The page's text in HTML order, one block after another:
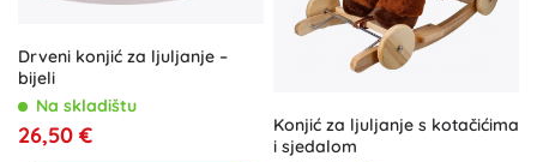
Drveni konjić za ljuljanje –
bijeli
Na skladištu
26,50 €
Konjić za ljuljanje s kotačićima
i sjedalom